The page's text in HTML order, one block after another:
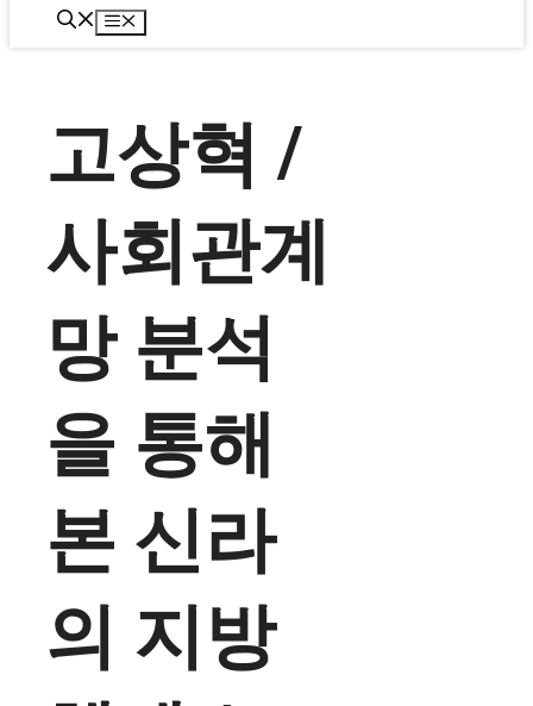
메
고상혁 /
사회관계
망 분석
을 통해
본 신라
의 지방